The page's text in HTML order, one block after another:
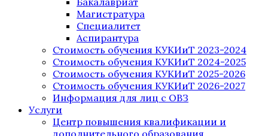
Магистратура
Специалитет
Аспирантура
Стоимость обучения КУКИиТ 2023-2024
Стоимость обучения КУКИиТ 2024-2025
Стоимость обучения КУКИиТ 2025-2026
Стоимость обучения КУКИиТ 2026-2027
Информация для лиц с ОВЗ
Услуги
Центр повышения квалификации и
дополнительного образования